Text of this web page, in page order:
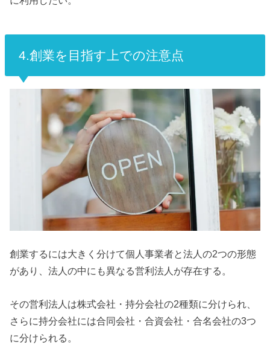
4.創業を目指す上での注意点
創業するには大きく分けて個人事業者と法人の2つの形態
があり、法人の中にも異なる営利法人が存在する。
その営利法人は株式会社・持分会社の2種類に分けられ、
さらに持分会社には合同会社・合資会社・合名会社の3つ
に分けられる。